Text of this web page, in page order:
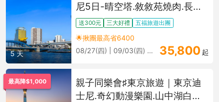
5 天
尼5日-晴空塔.敘敘苑燒肉.長腳
蟹吃到飽
送300元 三大好禮 五福旅遊出團
🌟揪團最高省6400
08/27(四) | 09/03(四) 更多
35,800 起
最高降$1,000
親子同樂會♯東京旅遊｜東京迪
士尼.奇幻動漫樂園.山中湖白鳥